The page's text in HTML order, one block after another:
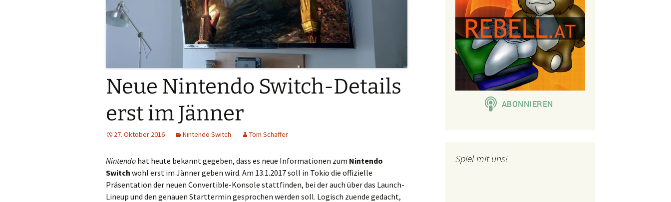
Neue Nintendo Switch-Details
erst im Jänner
27. Oktober 2016 Nintendo Switch Tom Schaffer
Nintendo hat heute bekannt gegeben, dass es neue Informationen zum Nintendo
Switch wohl erst im Jänner geben wird. Am 13.1.2017 soll in Tokio die offizielle
Präsentation der neuen Convertible-Konsole stattfinden, bei der auch über das Launch-
Lineup und den genauen Starttermin gesprochen werden soll. Logisch zuende gedacht,
Spiel mit uns!